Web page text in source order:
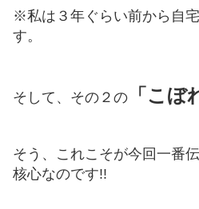
※私は３年ぐらい前から自
す。
そして、その２の 「こぼ
そう、これこそが今回一番
核心なのです!!